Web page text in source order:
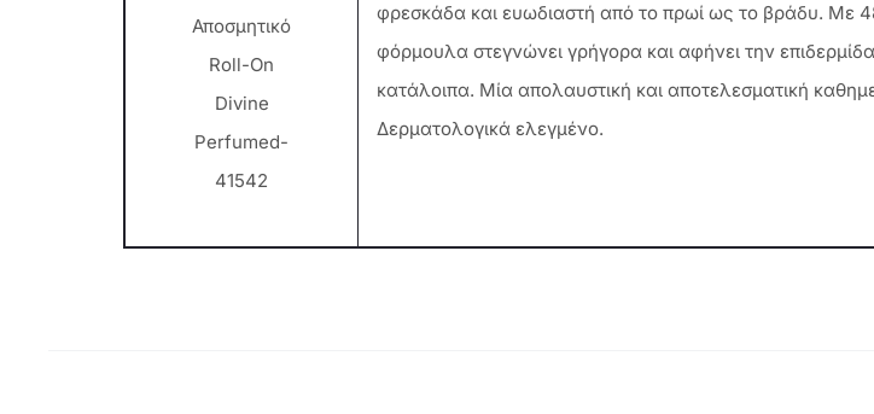
Αποσμητικό
Roll-On
Divine
Perfumed-
41542
φρεσκάδα και ευωδιαστή από το πρωί ως το βράδυ. Με
φόρμουλα στεγνώνει γρήγορα και αφήνει την
κατάλοιπα. Μία απολαυστική και αποτελεσματική
Δερματολογικά ελεγμένο.